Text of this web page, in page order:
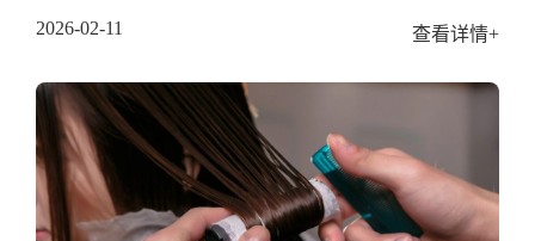
2026-02-11 查看详情+